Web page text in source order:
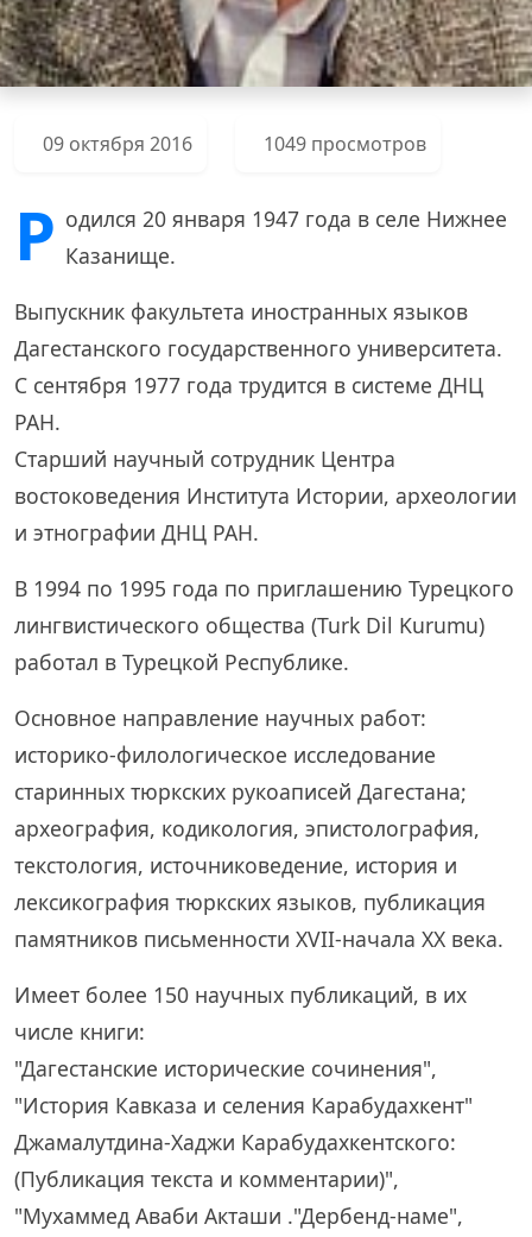
09 октября 2016 1049 просмотров
Р одился 20 января 1947 года в селе Нижнее
Казанище.
Выпускник факультета иностранных языков
Дагестанского государственного университета.
С сентября 1977 года трудится в системе ДНЦ
РАН.
Старший научный сотрудник Центра
востоковедения Института Истории, археологии
и этнографии ДНЦ РАН.
В 1994 по 1995 года по приглашению Турецкого
лингвистического общества (Turk Dil Kurumu)
работал в Турецкой Республике.
Основное направление научных работ:
историко-филологическое исследование
старинных тюркских рукоаписей Дагестана;
археография, кодикология, эпистолография,
текстология, источниковедение, история и
лексикография тюркских языков, публикация
памятников письменности XVII-начала XX века.
Имеет более 150 научных публикаций, в их
числе книги:
"Дагестанские исторические сочинения",
"История Кавказа и селения Карабудахкент"
Джамалутдина-Хаджи Карабудахкентского:
(Публикация текста и комментарии)",
"Мухаммед Аваби Акташи ."Дербенд-наме",